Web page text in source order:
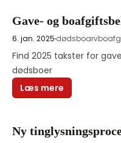
Gave- og
6. jan. 2025 dødsboarv
Find 2025 takster for
dødsboer
Læs mere
Ny